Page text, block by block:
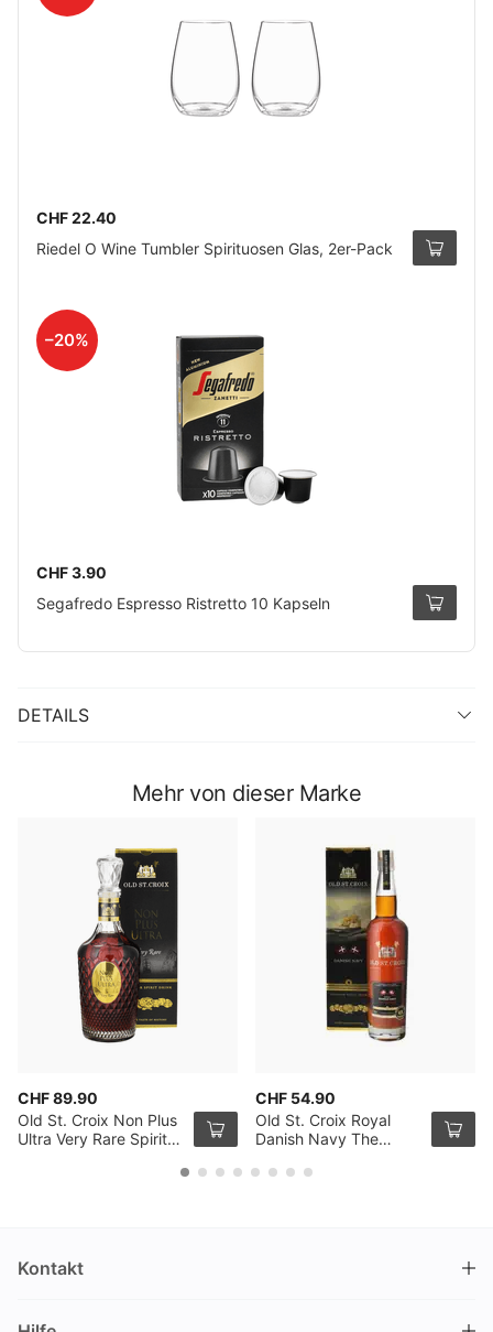
CHF 22.40
Riedel O Wine Tumbler Spirituosen Glas, 2er-Pack
–20%
CHF 3.90
Segafredo Espresso Ristretto 10 Kapseln
DETAILS
Mehr von dieser Marke
CHF 89.90
Old St. Croix Non Plus
Ultra Very Rare Spirit
CHF 54.90
Old St. Croix Royal
Danish Navy The
Kontakt